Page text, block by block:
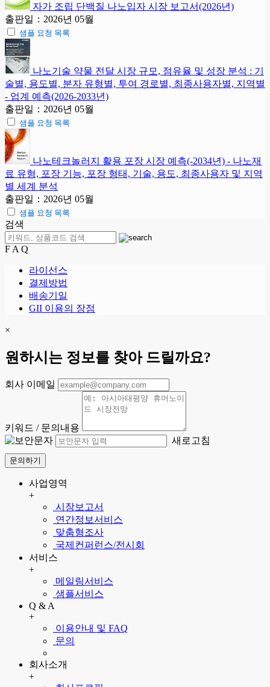
자가 조립 단백질 나노입자 시장 보고서(2026년)
출판일：2026년 05월
샘플 요청 목록
나노기술 약물 전달 시장 규모, 점유율 및 성장 분석 : 기
술별, 용도별, 분자 유형별, 투여 경로별, 최종사용자별, 지역별
- 업계 예측(2026-2033년)
출판일：2026년 05월
샘플 요청 목록
나노테크놀러지 활용 포장 시장 예측(-2034년) - 나노재
료 유형, 포장 기능, 포장 형태, 기술, 용도, 최종사용자 및 지역
별 세계 분석
출판일：2026년 05월
샘플 요청 목록
검색
F A Q
라이선스
결제방법
배송기일
GII 이용의 장점
×
원하시는 정보를 찾아 드릴까요?
회사 이메일
키워드 / 문의내용
새로고침
문의하기
사업영역
+
시장보고서
연간정보서비스
맞춤형조사
국제컨퍼런스/전시회
서비스
+
메일링서비스
샘플서비스
Q & A
+
이용안내 및 FAQ
문의
회사소개
+